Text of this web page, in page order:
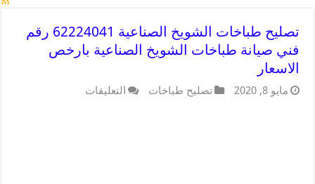
تصليح طباخات الشويخ الصناعية 62224041 رقم
فني صيانة طباخات الشويخ الصناعية بارخص
الاسعار
مايو 8, 2020 تصليح طباخات التعليقات